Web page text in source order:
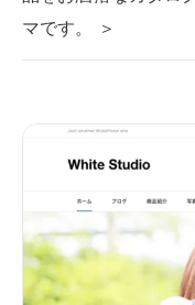
マです。 ＞